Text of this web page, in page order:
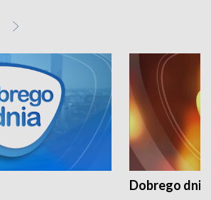
Dobrego dnia